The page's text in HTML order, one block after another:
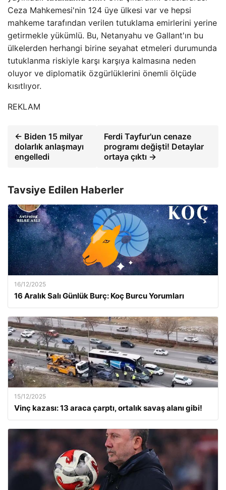
Ceza Mahkemesi'nin 124 üye ülkesi var ve hepsi
mahkeme tarafından verilen tutuklama emirlerini yerine
getirmekle yükümlü. Bu, Netanyahu ve Gallant'ın bu
ülkelerden herhangi birine seyahat etmeleri durumunda
tutuklanma riskiyle karşı karşıya kalmasına neden
oluyor ve diplomatik özgürlüklerini önemli ölçüde
kısıtlıyor.
REKLAM
← Biden 15 milyar
dolarlık anlaşmayı
engelledi
Ferdi Tayfur'un cenaze
programı değişti! Detaylar
ortaya çıktı →
Tavsiye Edilen Haberler
16/12/2025
16 Aralık Salı Günlük Burç: Koç Burcu Yorumları
15/12/2025
Vinç kazası: 13 araca çarptı, ortalık savaş alanı gibi!